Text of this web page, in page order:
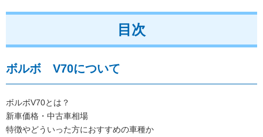
目次
ボルボ V70について
ボルボV70とは？
新車価格・中古車相場
特徴やどういった方におすすめの車種か